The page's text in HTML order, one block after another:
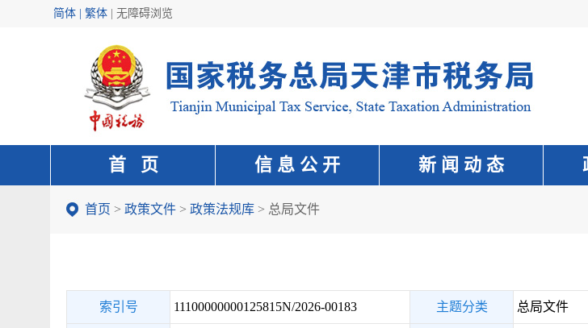
简体 | 繁体 无障碍浏览
首 页 信 息 公 开 新 闻 动 态
首页 > 政策文件 > 政策法规库 > 总局文件
索引号 11100000000125815N/2026-00183 主题分类 总局文件